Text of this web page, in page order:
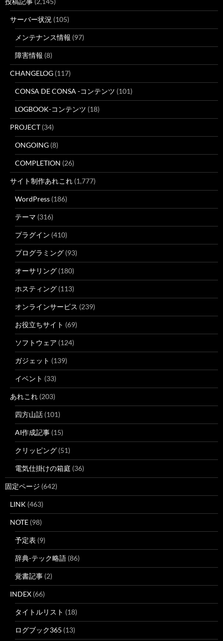
サーバー状況 (105)
メンテナンス情報 (97)
障害情報 (8)
CHANGELOG (117)
CONSA DE CONSA -コンテンツ (101)
LOGBOOK-コンテンツ (18)
PROJECT (34)
ONGOING (8)
COMPLETION (26)
サイト制作あれこれ (1,777)
WordPress (186)
テーマ (316)
プラグイン (410)
プログラミング (93)
オーサリング (180)
ホスティング (113)
オンラインサービス (239)
お役立ちサイト (69)
ソフトウェア (124)
ガジェット (139)
イベント (33)
あれこれ (203)
四方山話 (101)
AI作成記事 (15)
クリッピング (51)
電気仕掛けの箱庭 (36)
固定ページ (642)
LINK (463)
NOTE (98)
予定表 (9)
辞典-テック略語 (86)
覚書記事 (2)
INDEX (66)
タイトルリスト (18)
ログブック365 (13)